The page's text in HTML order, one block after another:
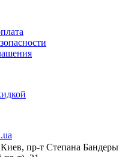
пр-т Степана Бандеры